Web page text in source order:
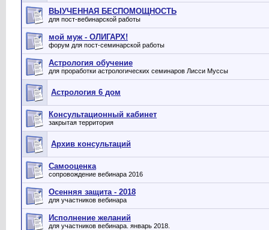
ВЫУЧЕННАЯ БЕСПОМОЩНОСТЬ
для пост-вебинарской работы
мой муж - ОЛИГАРХ!
форум для пост-семинарской работы
Астрология обучение
для проработки астрологических семинаров Лисси Муссы
Астрология 6 дом
Консультационный кабинет
закрытая территория
Архив консультаций
Самооценка
сопровождение вебинара 2016
Осенняя защита - 2018
для участников вебинара
Исполнение желаний
для участников вебинара. январь 2018.